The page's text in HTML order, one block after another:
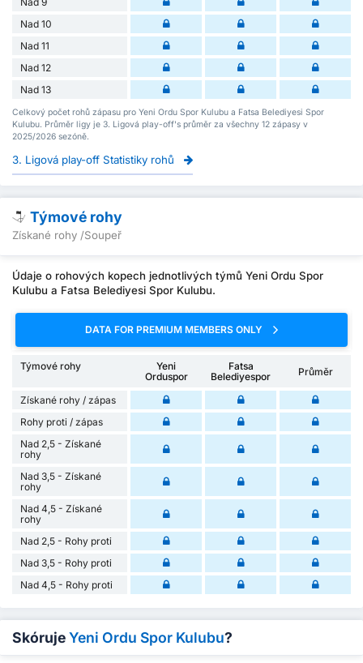
Nad 10
Nad 11
Nad 12
Nad 13
Celkový počet rohů zápasu pro Yeni Ordu Spor Kulubu a Fatsa Belediyesi Spor
Kulubu. Průměr ligy je 3. Ligová play-off's průměr za všechny 12 zápasy v
2025/2026 sezóně.
3. Ligová play-off Statistiky rohů
Týmové rohy
Získané rohy /Soupeř
Údaje o rohových kopech jednotlivých týmů Yeni Ordu Spor
Kulubu a Fatsa Belediyesi Spor Kulubu.
DATA FOR PREMIUM MEMBERS ONLY
Týmové rohy
Yeni
Orduspor
Fatsa
Belediyespor
Průměr
Získané rohy / zápas
Rohy proti / zápas
Nad 2,5 - Získané
rohy
Nad 3,5 - Získané
rohy
Nad 4,5 - Získané
rohy
Nad 2,5 - Rohy proti
Nad 3,5 - Rohy proti
Nad 4,5 - Rohy proti
SkórujeYeni Ordu Spor Kulubu?